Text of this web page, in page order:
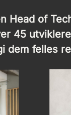
Head of
45
dem felles